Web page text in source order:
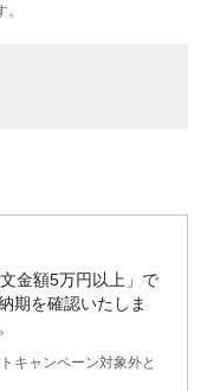
金額5万円以上」で
期を確認いたしま
キャンペーン対象外と